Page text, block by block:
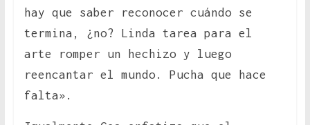
hay que saber reconocer cuándo se
termina, ¿no? Linda tarea para el
arte romper un hechizo y luego
reencantar el mundo. Pucha que hace
falta».